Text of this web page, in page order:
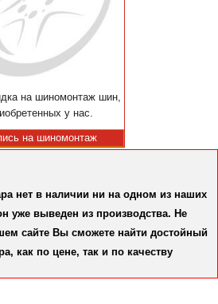
на шиномонтаж шин,
у нас.
на шиномонтаж
нет в наличии ни на одном из наших
уже выведен из производства. Не
сайте Вы сможете найти достойный
как по цене, так и по качеству